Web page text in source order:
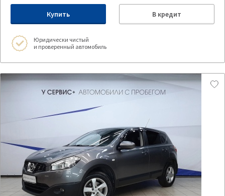
Купить В кредит
Юридически чистый
и проверенный автомобиль